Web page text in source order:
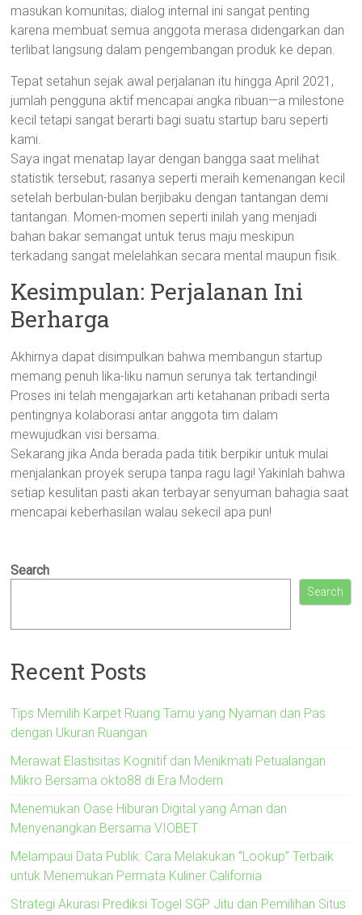
masukan komunitas; dialog internal ini sangat penting
karena membuat semua anggota merasa didengarkan dan
terlibat langsung dalam pengembangan produk ke depan.
Tepat setahun sejak awal perjalanan itu hingga April 2021,
jumlah pengguna aktif mencapai angka ribuan—a milestone
kecil tetapi sangat berarti bagi suatu startup baru seperti
kami.
Saya ingat menatap layar dengan bangga saat melihat
statistik tersebut; rasanya seperti meraih kemenangan kecil
setelah berbulan-bulan berjibaku dengan tantangan demi
tantangan. Momen-momen seperti inilah yang menjadi
bahan bakar semangat untuk terus maju meskipun
terkadang sangat melelahkan secara mental maupun fisik.
Kesimpulan: Perjalanan Ini
Berharga
Akhirnya dapat disimpulkan bahwa membangun startup
memang penuh lika-liku namun serunya tak tertandingi!
Proses ini telah mengajarkan arti ketahanan pribadi serta
pentingnya kolaborasi antar anggota tim dalam
mewujudkan visi bersama.
Sekarang jika Anda berada pada titik berpikir untuk mulai
menjalankan proyek serupa tanpa ragu lagi! Yakinlah bahwa
setiap kesulitan pasti akan terbayar senyuman bahagia saat
mencapai keberhasilan walau sekecil apa pun!
Search
Search
Recent Posts
Tips Memilih Karpet Ruang Tamu yang Nyaman dan Pas
dengan Ukuran Ruangan
Merawat Elastisitas Kognitif dan Menikmati Petualangan
Mikro Bersama okto88 di Era Modern
Menemukan Oase Hiburan Digital yang Aman dan
Menyenangkan Bersama VIOBET
Melampaui Data Publik: Cara Melakukan “Lookup” Terbaik
untuk Menemukan Permata Kuliner California
Strategi Akurasi Prediksi Togel SGP Jitu dan Pemilihan Situs